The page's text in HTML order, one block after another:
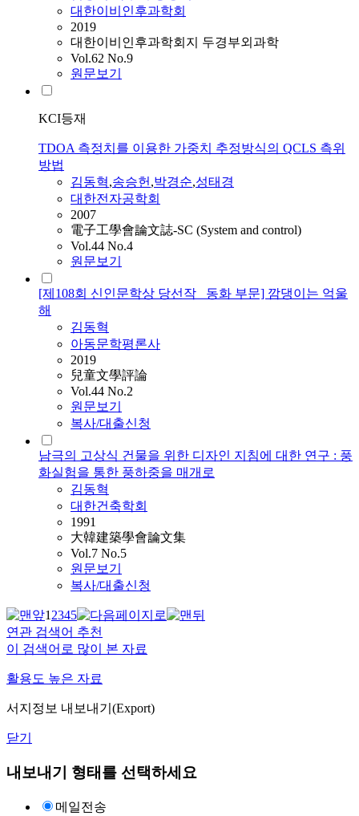
대한이비인후과학회
2019
대한이비인후과학회지 두경부외과학
Vol.62 No.9
원문보기
KCI등재
TDOA 측정치를 이용한 가중치 추정방식의 QCLS 측위
방법
김동혁,송승헌,박경순,성태경
대한전자공학회
2007
電子工學會論文誌-SC (System and control)
Vol.44 No.4
원문보기
[제108회 신인문학상 당선작_ 동화 부문] 깜댕이는 억울
해
김동혁
아동문학평론사
2019
兒童文學評論
Vol.44 No.2
원문보기
복사/대출신청
남극의 고상식 건물을 위한 디자인 지침에 대한 연구 : 풍
화실험을 통한 풍하중을 매개로
김동혁
대한건축학회
1991
大韓建築學會論文集
Vol.7 No.5
원문보기
복사/대출신청
12345
연관 검색어 추천
이 검색어로 많이 본 자료
활용도 높은 자료
서지정보 내보내기(Export)
닫기
내보내기 형태를 선택하세요
메일전송